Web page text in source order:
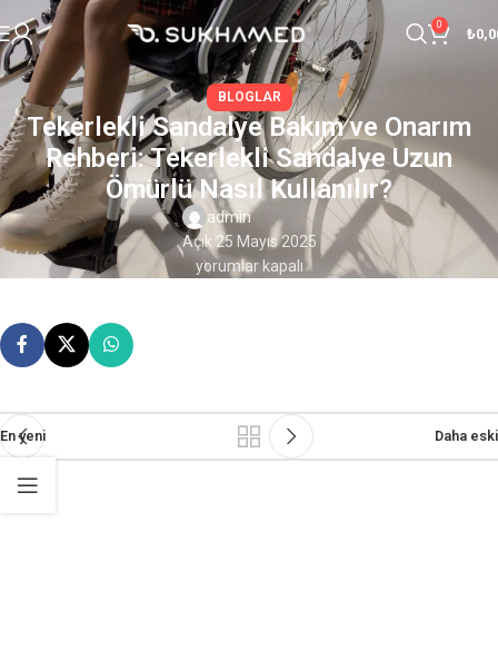
0
₺
BLOGLAR
Tekerlekli Sandalye Bakım ve Onarım
Rehberi: Tekerlekli Sandalye Uzun
Ömürlü Nasıl Kullanılır?
admin
Açık 25 Mayıs 2025
yorumlar kapalı
En yeni Daha eski